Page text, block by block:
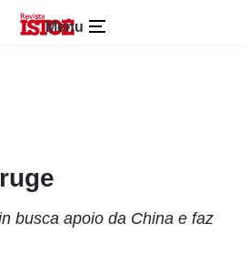
Menu
busca apoio da China e faz